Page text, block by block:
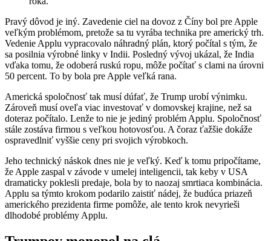
Pravý dôvod je iný. Zavedenie ciel na dovoz z Číny bol pre Apple
veľkým problémom, pretože sa tu vyrába technika pre americký trh.
Vedenie Applu vypracovalo náhradný plán, ktorý počítal s tým, že
sa posilnia výrobné linky v Indii. Posledný vývoj ukázal, že India
vďaka tomu, že odoberá ruskú ropu, môže počítať s clami na úrovni
50 percent. To by bola pre Apple veľká rana.
Americká spoločnosť tak musí dúfať, že Trump urobí výnimku.
Zároveň musí oveľa viac investovať v domovskej krajine, než sa
doteraz počítalo. Lenže to nie je jediný problém Applu. Spoločnosť
stále zostáva firmou s veľkou hotovosťou. A čoraz ťažšie dokáže
ospravedlniť vyššie ceny pri svojich výrobkoch.
Jeho technický náskok dnes nie je veľký. Keď k tomu pripočítame,
že Apple zaspal v závode v umelej inteligencii, tak keby v USA
dramaticky poklesli predaje, bola by to naozaj smrtiaca kombinácia.
Applu sa týmto krokom podarilo zaistiť nádej, že budúca priazeň
amerického prezidenta firme pomôže, ale tento krok nevyrieši
dlhodobé problémy Applu.